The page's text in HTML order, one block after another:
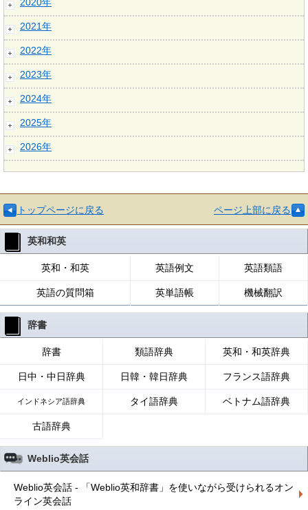
2021年
2022年
2023年
2024年
2025年
2026年
トップページに戻る ページ上部に戻る
英和和英
英和・和英 英語例文 英語類語
英語の質問箱 英単語帳 機械翻訳
辞書
辞書 類語辞典 英和・和英辞典
日中・中日辞典 日韓・韓日辞典 フランス語辞典
インドネシア語辞典 タイ語辞典 ベトナム語辞典
古語辞典
Weblio英会話
Weblio英会話 - 「Weblio英和辞書」を使いながら受けられるオン
ライン英会話